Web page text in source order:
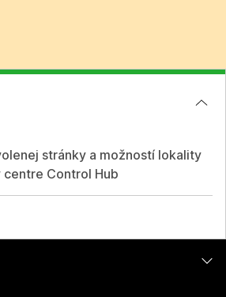
stránky a možností lokality
Control Hub